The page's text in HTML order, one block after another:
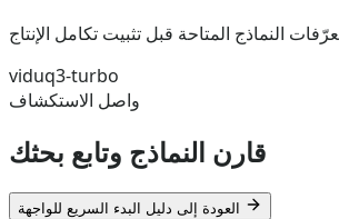
viduq3-turbo
واصل الاستكشاف
قارن النماذج وتابع بحثك
العودة إلى دليل البدء السريع للواجهة